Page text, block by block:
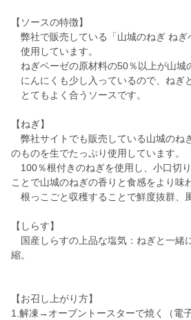
【ソースの特徴】
弊社で販売している「山城のねぎ ねぎ
使用しています。
ねぎベーゼの原材料の50％以上が山城
にんにくも少し入っているので、ねぎ
とてもよく合うソースです。
【ねぎ】
弊社サイトでも販売している山城のね
のものを生でたっぷり使用しています。
100％根付きのねぎを使用し、小口切
ことで山城のねぎの香りと食感をより味
根っこごと収穫することで鮮度抜群、
【しらす】
国産しらすの上品な塩気：ねぎと一緒
縮。
【お召し上がり方】
1.解凍→オーブントースターで焼く（電